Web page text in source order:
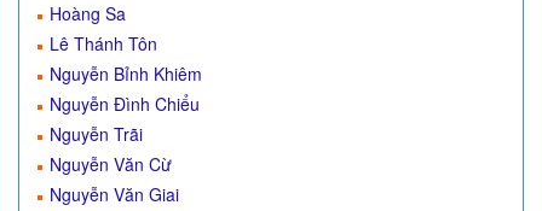
Hoàng Sa
Lê Thánh Tôn
Nguyễn Bỉnh Khiêm
Nguyễn Đình Chiểu
Nguyễn Trãi
Nguyễn Văn Cừ
Nguyễn Văn Giai